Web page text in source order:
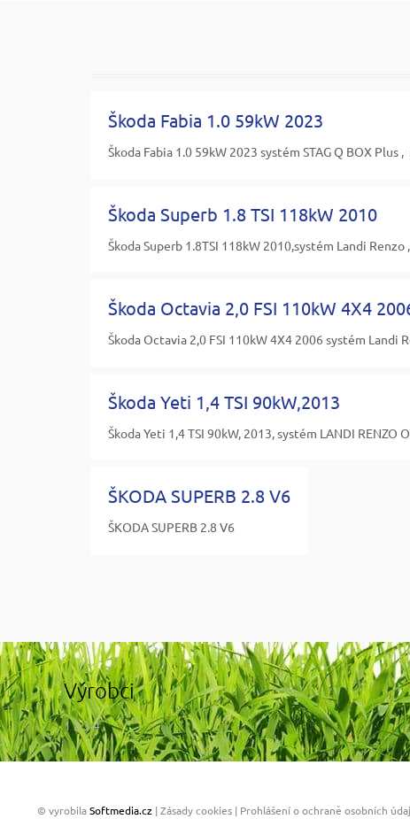
Škoda Fabia 1.0 59kW 2023
Škoda Fabia 1.0 59kW 2023 systém STAG Q BOX
Škoda Superb 1.8 TSI 118kW 2010
Škoda Superb 1.8TSI 118kW 2010,systém Landi Renzo
Škoda Octavia 2,0 FSI 110kW 4X4
Škoda Octavia 2,0 FSI 110kW 4X4 2006 systém
Škoda Yeti 1,4 TSI 90kW,2013
Škoda Yeti 1,4 TSI 90kW, 2013, systém LANDI RENZO
ŠKODA SUPERB 2.8 V6
ŠKODA SUPERB 2.8 V6
Výrobci
1 2 3 4
© vyrobilaSoftmedia.cz |Zásady cookies | Prohlášení o ochraně osobních